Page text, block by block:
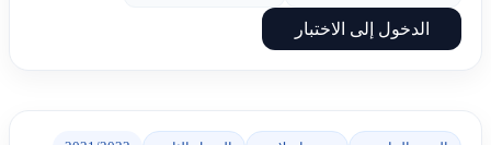
الدخول إلى الاختبار